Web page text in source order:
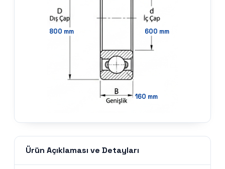
800 mm 600 mm
160 mm
Ürün Açıklaması ve Detayları